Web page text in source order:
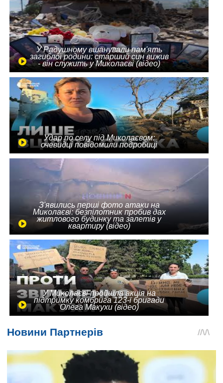
У Радушному вшанували пам'ять
загиблої родини: старший син вижив
- він служить у Миколаєві (відео)
Удар по селу під Миколаєвом:
очевидці повідомили подробиці
З'явились перші фото атаки на
Миколаєві: безпілотник пробив дах
житлового будинку та залетів у
квартиру (відео)
У Миколаєві пройшла акція на
підтримку комбрига 123-ї бригади
Олега Макухи (відео)